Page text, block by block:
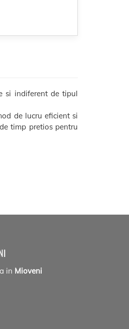
si indiferent de tipul
de lucru eficient si
timp pretios pentru
in Mioveni